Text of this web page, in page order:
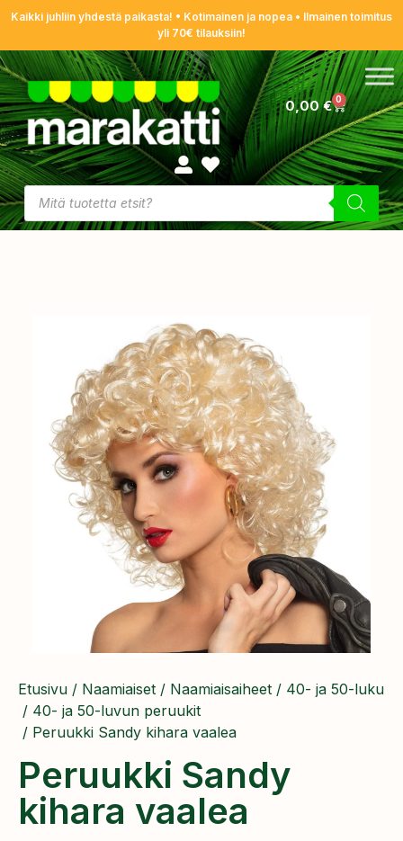
Kaikki juhliin yhdestä paikasta! • Kotimainen ja nopea • Ilmainen toimitus
yli 70€ tilauksiin!
0,00€ 0
Etusivu / Naamiaiset / Naamiaisaiheet / 40- ja 50-luku
/ 40- ja 50-luvun peruukit
/ Peruukki Sandy kihara vaalea
Peruukki Sandy
kihara vaalea